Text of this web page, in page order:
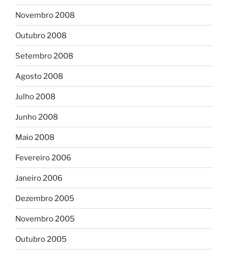
Novembro 2008
Outubro 2008
Setembro 2008
Agosto 2008
Julho 2008
Junho 2008
Maio 2008
Fevereiro 2006
Janeiro 2006
Dezembro 2005
Novembro 2005
Outubro 2005